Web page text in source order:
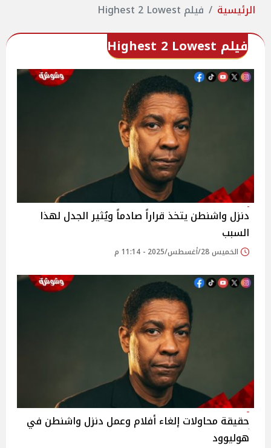
الرئيسية فيلم Highest 2 Lowest
فيلم Highest 2 Lowest
دنزل واشنطن يتخذ قراراً صادماً ويُثير الجدل لهذا
السبب
الخميس 28/أغسطس/2025 - 11:14 م
حقيقة محاولات إلغاء أفلام وعمل دنزل واشنطن في
هوليوود